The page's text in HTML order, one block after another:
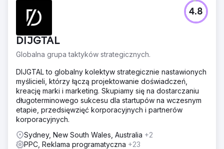
DIJGTAL
Globalna grupa taktyków strategicznych.
4.8
DIJGTAL to globalny kolektyw strategicznie nastawionych
myślicieli, którzy łączą projektowanie doświadczeń,
kreację marki i marketing. Skupiamy się na dostarczaniu
długoterminowego sukcesu dla startupów na wczesnym
etapie, przedsięwzięć korporacyjnych i partnerów
korporacyjnych.
Sydney, New South Wales, Australia +2
PPC, Reklama programatyczna +23